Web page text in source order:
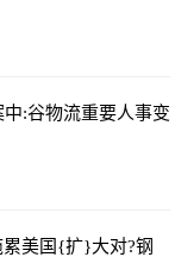
中:谷物流重要人事变
美国{扩}大对?钢